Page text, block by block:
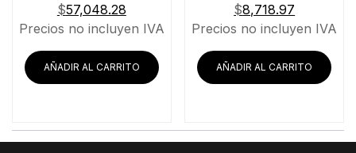
$57,048.28
Precios no incluyen IVA
AÑADIR AL CARRITO
$8,718.97
Precios no incluyen IVA
AÑADIR AL CARRITO